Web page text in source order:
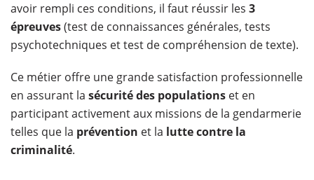
avoir rempli ces conditions, il faut réussir les 3
épreuves(test de connaissances générales, tests
psychotechniques et test de compréhension de texte).
Ce métier offre une grande satisfaction professionnelle
en assurant la sécurité des populations et en
participant activement aux missions de la gendarmerie
telles que la prévention et la lutte contre la
criminalité.